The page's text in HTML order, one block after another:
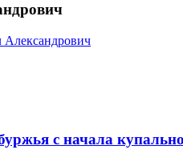
с начала